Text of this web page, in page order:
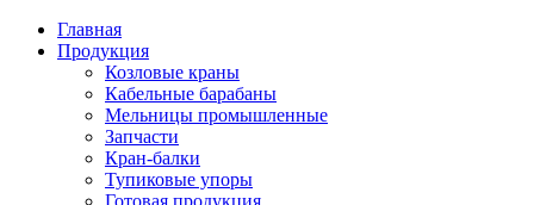
Главная
Продукция
Козловые краны
Кабельные барабаны
Мельницы промышленные
Запчасти
Кран-балки
Тупиковые упоры
Готовая продукция